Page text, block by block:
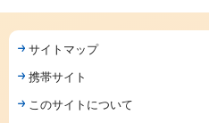
サイトマップ
携帯サイト
このサイトについて